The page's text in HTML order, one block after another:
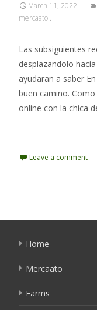
March 11, 2022
mercaato .
Las subsiguientes
desplazandolo
ayudaran a saber
buen camino.
online con la chica
Leave a comment
Home
Mercaato
Farms